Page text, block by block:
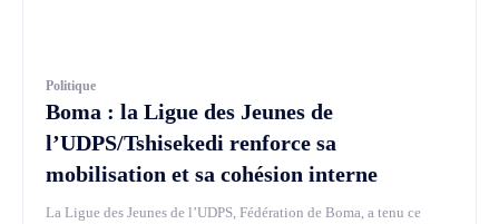
Politique
Boma : la Ligue des Jeunes de
l’UDPS/Tshisekedi renforce sa
mobilisation et sa cohésion interne
La Ligue des Jeunes de l’UDPS, Fédération de Boma, a tenu ce